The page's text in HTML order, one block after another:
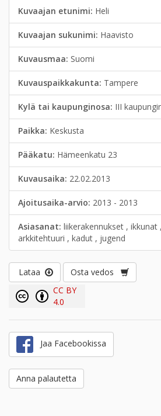
Kuvaajan etunimi: Heli
Kuvaajan sukunimi: Haavisto
Kuvausmaa: Suomi
Kuvauspaikkakunta: Tampere
Kylä tai kaupunginosa: III
Paikka: Keskusta
Pääkatu: Hämeenkatu 23
Kuvausaika: 22.02.2013
Ajoitusaika-arvio: 2013 - 2013
Asiasanat: liikerakennukset , ikkunat
arkkitehtuuri , kadut , jugend
Lataa
Osta vedos
CC BY
4.0
Jaa Facebookissa
Anna palautetta